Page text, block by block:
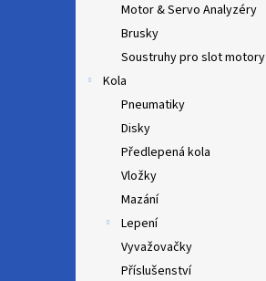
Motor & Servo Analyzéry
Brusky
Soustruhy pro slot motory
Kola
Pneumatiky
Disky
Předlepená kola
Vložky
Mazání
Lepení
Vyvažovačky
Příslušenství